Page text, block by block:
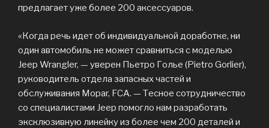
предлагает уже более 200 аксессуаров.
«Когда речь идет об индивидуальной доработке, ни
один автомобиль не может сравниться с моделью
Jeep Wrangler, — уверен Пьетро Голье (Pietro Gorlier),
руководитель отдела запасных частей и
обслуживания Mopar, FCA. — Тесное сотрудничество
со специалистами Jeep помогло нам разработать
эксклюзивную линейку из более чем 200 деталей и